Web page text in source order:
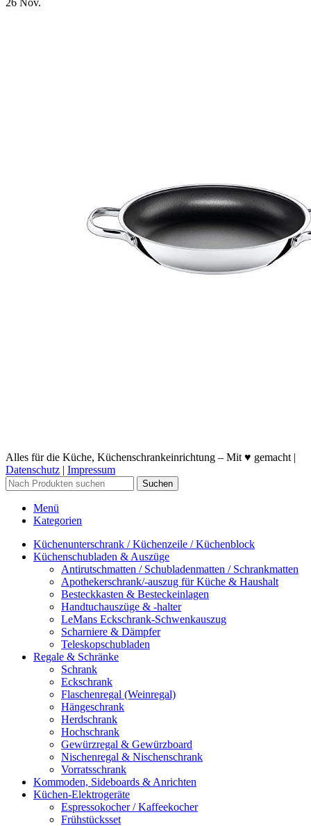
Alles für die Küche, Küchenschrankeinrichtung – Mit ♥ gemacht |
Datenschutz | Impressum
Suchen
Menü
Kategorien
Küchenunterschrank / Küchenzeile / Küchenblock
Küchenschubladen & Auszüge
Antirutschmatten / Schubladenmatten / Schrankmatten
Apothekerschrank/-auszug für Küche & Haushalt
Besteckkasten & Besteckeinlagen
Handtuchauszüge & -halter
LeMans Eckschrank-Schwenkauszug
Scharniere & Dämpfer
Teleskopschubladen
Regale & Schränke
Schrank
Eckschrank
Flaschenregal (Weinregal)
Hängeschrank
Herdschrank
Hochschrank
Gewürzregal & Gewürzboard
Nischenregal & Nischenschrank
Vorratsschrank
Kommoden, Sideboards & Anrichten
Küchen-Elektrogeräte
Espressokocher / Kaffeekocher
Frühstücksset